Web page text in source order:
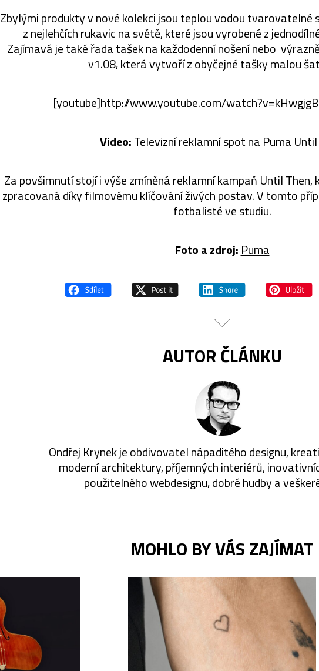
Zbylými produkty v nové kolekci jsou teplou vodou tvarovatelné
z nejlehčích rukavic na světě, které jsou vyrobené z
Zajímavá je také řada tašek na každodenní nošení nebo
v1.08, která vytvoří z obyčejné tašky malou
[youtube]http://www.youtube.com/
Video:Televizní reklamní spot na Puma
Za povšimnutí stojí i výše zmíněná reklamní kampaň Until
zpracovaná díky filmovému klíčování živých postav. V tomto
fotbalisté ve studiu.
Foto a zdroj: Puma
AUTOR ČLÁNKU
Ondřej Krynek je obdivovatel nápaditého designu,
moderní architektury, příjemných interiérů,
použitelného webdesignu, dobré hudby a
MOHLO BY VÁS ZAJÍMAT